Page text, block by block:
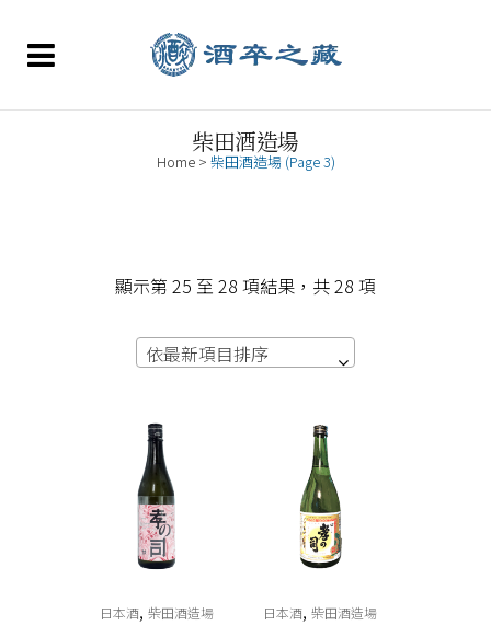
柴田酒造場
Home> 柴田酒造場 (Page 3)
顯示第 25 至 28 項結果，共 28 項
依最新項目排序
日本酒,柴田酒造場 日本酒,柴田酒造場